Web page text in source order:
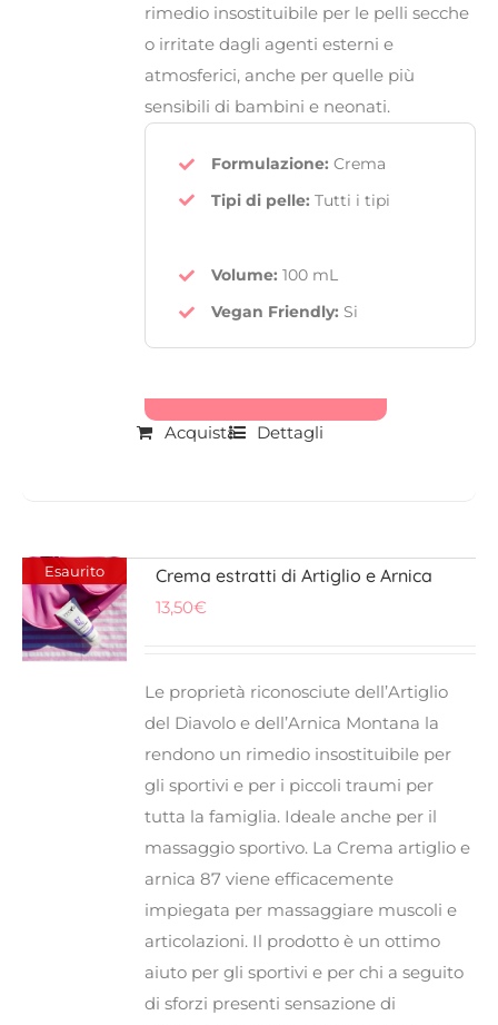
rimedio insostituibile per le pelli secche
o irritate dagli agenti esterni e
atmosferici, anche per quelle più
sensibili di bambini e neonati.
Formulazione: Crema
Tipi di pelle: Tutti i tipi
Volume: 100 mL
Vegan Friendly: Si
Acquista Dettagli
Esaurito Crema estratti di Artiglio e Arnica
13,50€
Le proprietà riconosciute dell’Artiglio
del Diavolo e dell’Arnica Montana la
rendono un rimedio insostituibile per
gli sportivi e per i piccoli traumi per
tutta la famiglia. Ideale anche per il
massaggio sportivo. La Crema artiglio e
arnica 87 viene efficacemente
impiegata per massaggiare muscoli e
articolazioni. Il prodotto è un ottimo
aiuto per gli sportivi e per chi a seguito
di sforzi presenti sensazione di